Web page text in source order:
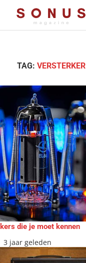
TAG: VERSTERKER
die je moet kennen
3 jaar geleden